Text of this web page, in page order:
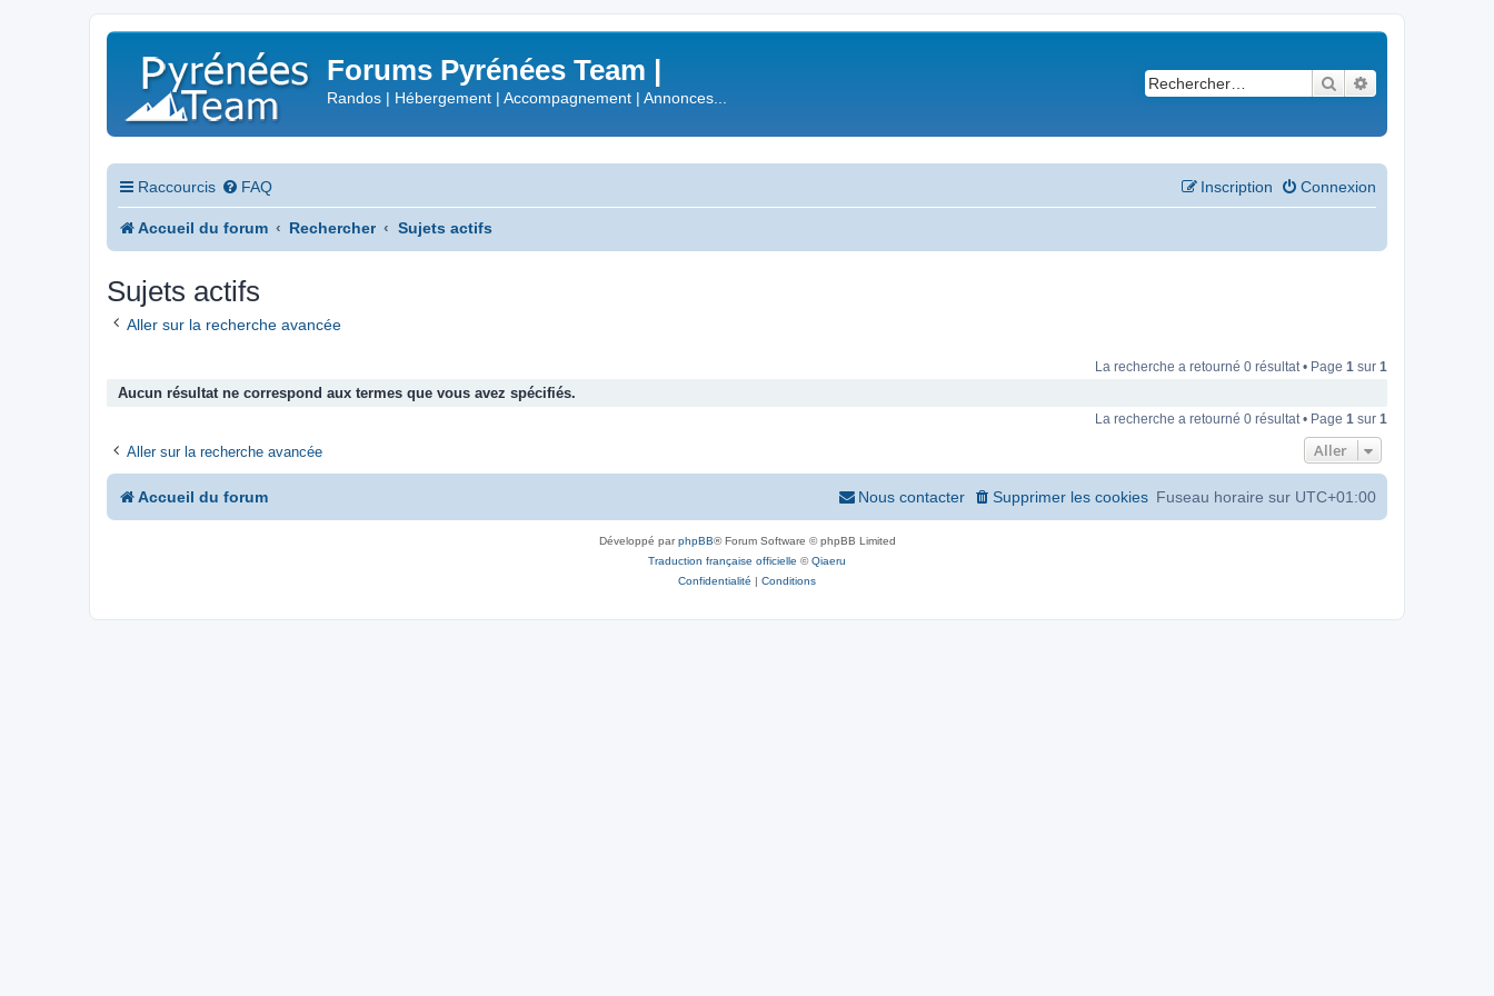
Forums Pyrénées Team |
Randos | Hébergement | Accompagnement | Annonces...
Rechercher
Raccourcis FAQ Connexion
Inscription
Accueil du forum Rechercher Sujets actifs
Sujets actifs
Aller sur la recherche avancée
La recherche a retourné 0 résultat • Page 1 sur 1
Aucun résultat ne correspond aux termes que vous avez spécifiés.
La recherche a retourné 0 résultat • Page 1 sur 1
Aller sur la recherche avancée Aller
Accueil du forum Fuseau horaire sur UTC+01:00
Supprimer les cookies
Nous contacter
Développé parphpBB® Forum Software © phpBB Limited
Traduction française officielle ©Qiaeru
Confidentialité | Conditions